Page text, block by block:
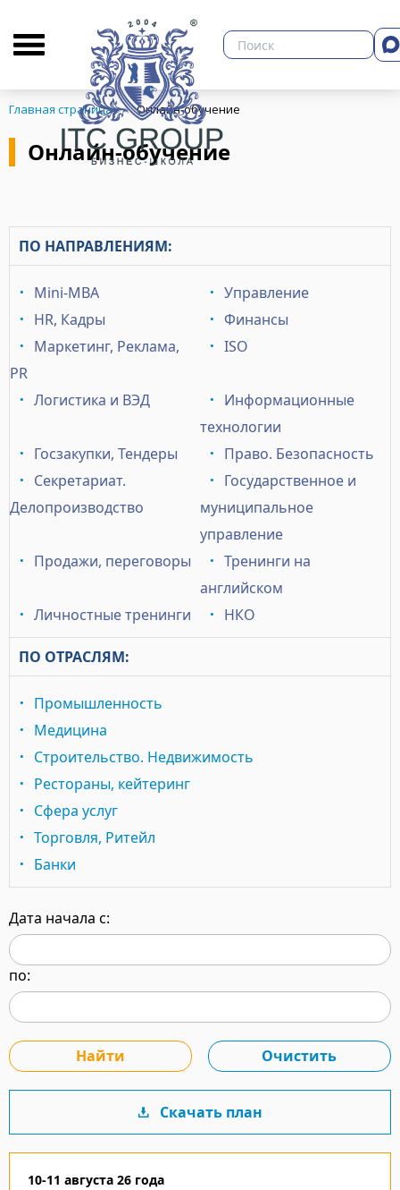
О бизнес-школе Библиотека
Главная страница Онлайн-обучение
Онлайн-обучение
ПО НАПРАВЛЕНИЯМ:
Mini-MBA
Управление
HR, Кадры
Финансы
Маркетинг, Реклама,
PR
ISO
Логистика и ВЭД
Информационные
технологии
Госзакупки, Тендеры
Право. Безопасность
Секретариат.
Делопроизводство
Государственное и
муниципальное
управление
Продажи, переговоры
Тренинги на
английском
Личностные тренинги
НКО
ПО ОТРАСЛЯМ:
Промышленность
Медицина
Строительство. Недвижимость
Рестораны, кейтеринг
Сфера услуг
Торговля, Ритейл
Банки
Дата начала с:
по:
Скачать план
10-11 августа 26 года